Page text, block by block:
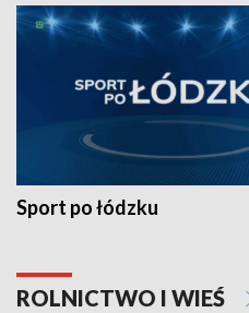
Sport po łódzku
ROLNICTWO I WIEŚ